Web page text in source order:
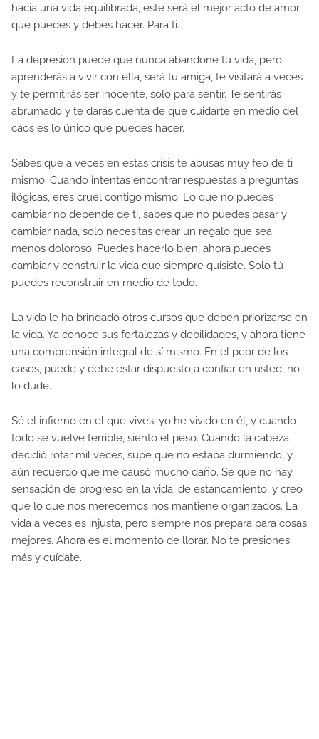
hacia una vida equilibrada, este será el mejor acto de amor
que puedes y debes hacer. Para ti.
La depresión puede que nunca abandone tu vida, pero
aprenderás a vivir con ella, será tu amiga, te visitará a veces
y te permitirás ser inocente, solo para sentir. Te sentirás
abrumado y te darás cuenta de que cuidarte en medio del
caos es lo único que puedes hacer.
Sabes que a veces en estas crisis te abusas muy feo de ti
mismo. Cuando intentas encontrar respuestas a preguntas
ilógicas, eres cruel contigo mismo. Lo que no puedes
cambiar no depende de ti, sabes que no puedes pasar y
cambiar nada, solo necesitas crear un regalo que sea
menos doloroso. Puedes hacerlo bien, ahora puedes
cambiar y construir la vida que siempre quisiste. Solo tú
puedes reconstruir en medio de todo.
La vida le ha brindado otros cursos que deben priorizarse en
la vida. Ya conoce sus fortalezas y debilidades, y ahora tiene
una comprensión integral de sí mismo. En el peor de los
casos, puede y debe estar dispuesto a confiar en usted, no
lo dude.
Sé el infierno en el que vives, yo he vivido en él, y cuando
todo se vuelve terrible, siento el peso. Cuando la cabeza
decidió rotar mil veces, supe que no estaba durmiendo, y
aún recuerdo que me causó mucho daño. Sé que no hay
sensación de progreso en la vida, de estancamiento, y creo
que lo que nos merecemos nos mantiene organizados. La
vida a veces es injusta, pero siempre nos prepara para cosas
mejores. Ahora es el momento de llorar. No te presiones
más y cuídate.